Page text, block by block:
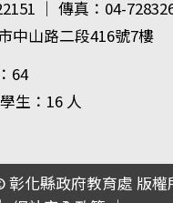
｜ 傳真：04-
中山路二段416號7樓
64
生：16 人
化縣政府教育處 版權